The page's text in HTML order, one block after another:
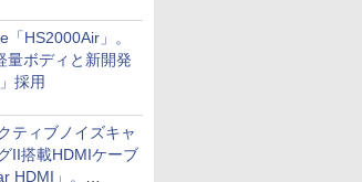
「HS2000Air」。
量ボディと新開発
採用
ティブノイズキャ
II搭載HDMIケーブ
HDMI」。